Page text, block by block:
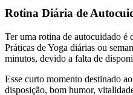
Rotina Diária de
Ter uma rotina de autocuidado
Práticas de Yoga diárias ou
minutos, devido a falta de
Esse curto momento destinado
disposição, bom humor,